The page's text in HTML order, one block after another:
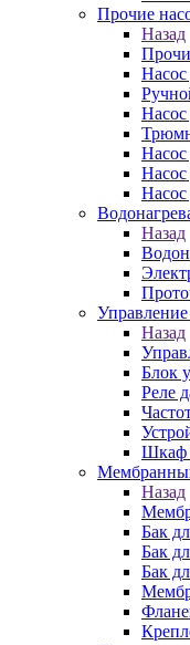
Прочие
Назад
Насос
Насос
Насос
Насос
Назад
Назад
Блок
Реле
Шкаф
Назад
Бак
Бак
Бак